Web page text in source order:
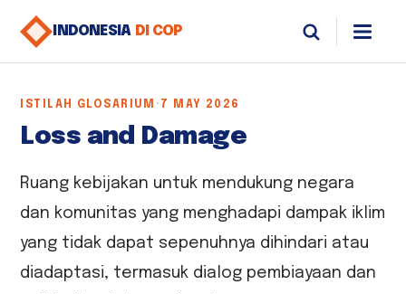
INDONESIA DI COP
ISTILAH GLOSARIUM · 7 MAY 2026
Loss and Damage
Ruang kebijakan untuk mendukung negara
dan komunitas yang menghadapi dampak iklim
yang tidak dapat sepenuhnya dihindari atau
diadaptasi, termasuk dialog pembiayaan dan